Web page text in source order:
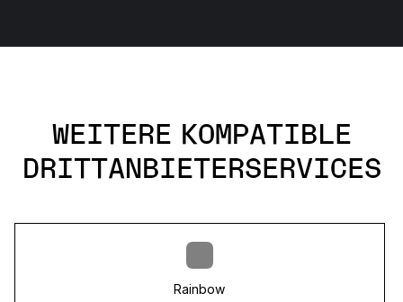
WEITERE KOMPATIBLE
DRITTANBIETERSERVICES
Rainbow